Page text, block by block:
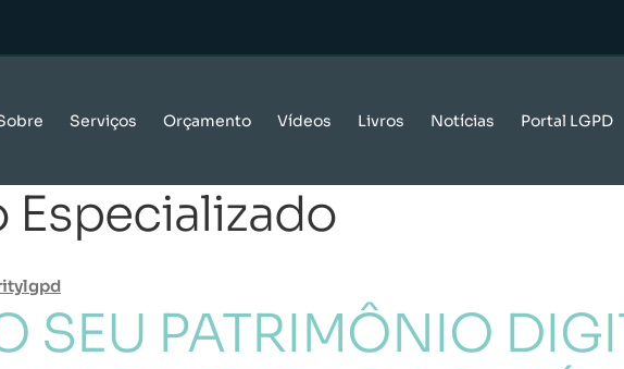
Serviços Orçamento Vídeos Livros Notícias Portal LGPD
SEU PATRIMÔNIO